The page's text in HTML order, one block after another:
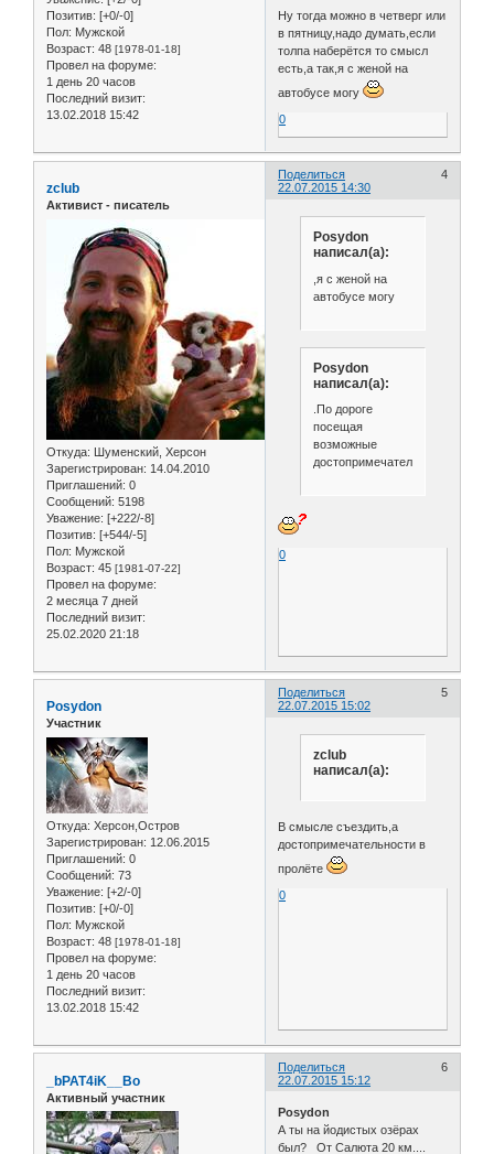
Позитив: [+0/-0]
Пол: Мужской
Возраст: 48 [1978-01-18]
Провел на форуме:
1 день 20 часов
Последний визит:
13.02.2018 15:42
Ну тогда можно в четверг или
в пятницу,надо думать,если
толпа наберётся то смысл
есть,а так,я с женой на
автобусе могу
0
Поделиться
4
22.07.2015 14:30
zclub
Активист - писатель
Откуда: Шуменский, Херсон
Зарегистрирован: 14.04.2010
Приглашений: 0
Сообщений: 5198
Уважение: [+222/-8]
Позитив: [+544/-5]
Пол: Мужской
Возраст: 45 [1981-07-22]
Провел на форуме:
2 месяца 7 дней
Последний визит:
25.02.2020 21:18
Posydon
написал(а):
,я с женой на
автобусе могу
Posydon
написал(а):
.По дороге
посещая
возможные
достопримечательности
0
Поделиться
5
22.07.2015 15:02
Posydon
Участник
Откуда: Херсон,Остров
Зарегистрирован: 12.06.2015
Приглашений: 0
Сообщений: 73
Уважение: [+2/-0]
Позитив: [+0/-0]
Пол: Мужской
Возраст: 48 [1978-01-18]
Провел на форуме:
1 день 20 часов
Последний визит:
13.02.2018 15:42
zclub
написал(а):
В смысле съездить,а
достопримечательности в
пролёте
0
Поделиться
6
22.07.2015 15:12
_bPAT4iK__Bo
Активный участник
Posydon
А ты на йодистых озёрах
был? От Салюта 20 км....